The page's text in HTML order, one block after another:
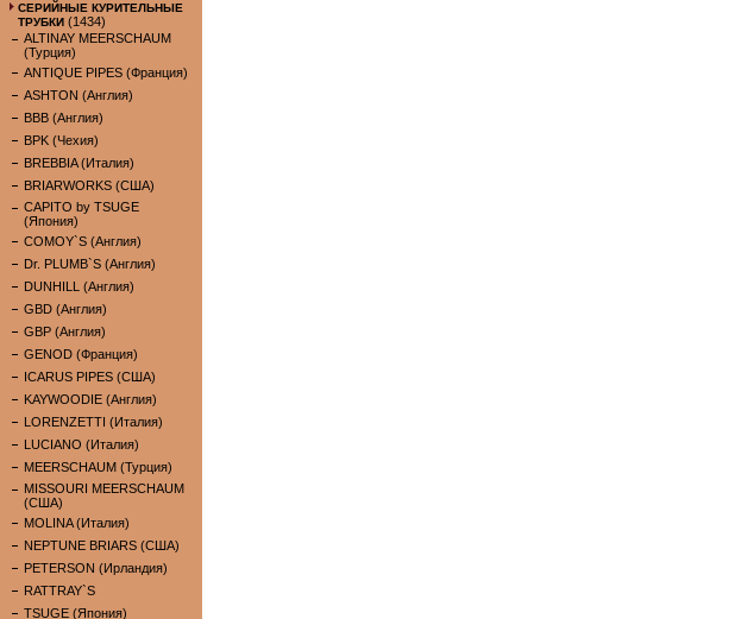
СЕРИЙНЫЕ КУРИТЕЛЬНЫЕ
ТРУБКИ (1434)
ALTINAY MEERSCHAUM
(Турция)
ANTIQUE PIPES (Франция)
ASHTON (Англия)
BBB (Англия)
BPK (Чехия)
BREBBIA (Италия)
BRIARWORKS (США)
CAPITO by TSUGE
(Япония)
COMOY`S (Англия)
Dr. PLUMB`S (Англия)
DUNHILL (Англия)
GBD (Англия)
GBP (Англия)
GENOD (Франция)
ICARUS PIPES (США)
KAYWOODIE (Англия)
LORENZETTI (Италия)
LUCIANO (Италия)
MEERSCHAUM (Турция)
MISSOURI MEERSCHAUM
(США)
MOLINA (Италия)
NEPTUNE BRIARS (США)
PETERSON (Ирландия)
RATTRAY`S
TSUGE (Япония)